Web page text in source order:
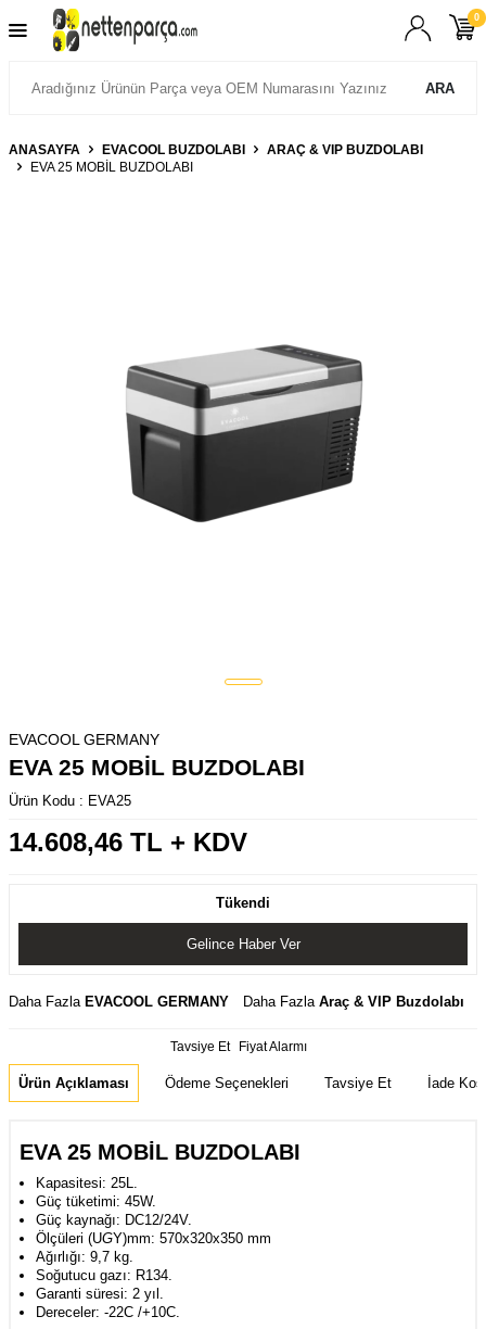
ARA
0
ANASAYFA EVACOOL BUZDOLABI
ARAÇ & VIP BUZDOLABI
EVA 25 MOBİL BUZDOLABI
EVACOOL GERMANY
EVA 25 MOBİL BUZDOLABI
Ürün Kodu : EVA25
14.608,46 TL + KDV
Tükendi
Gelince Haber Ver
Daha Fazla EVACOOL GERMANY Daha Fazla Araç & VIP Buzdolabı
Tavsiye Et Fiyat Alarmı
Ürün Açıklaması Ödeme Seçenekleri Tavsiye Et İade
EVA 25 MOBİL BUZDOLABI
Kapasitesi: 25L.
Güç tüketimi: 45W.
Güç kaynağı: DC12/24V.
Ölçüleri (UGY)mm: 570x320x350 mm
Ağırlığı: 9,7 kg.
Soğutucu gazı: R134.
Garanti süresi: 2 yıl.
Dereceler: -22C /+10C.